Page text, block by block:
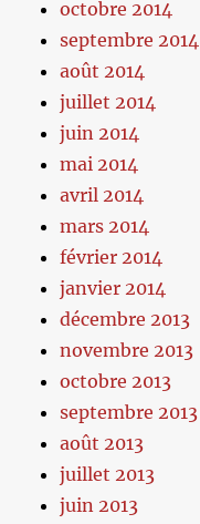
octobre 2014
septembre 2014
août 2014
juillet 2014
juin 2014
mai 2014
avril 2014
mars 2014
février 2014
janvier 2014
décembre 2013
novembre 2013
octobre 2013
septembre 2013
août 2013
juillet 2013
juin 2013